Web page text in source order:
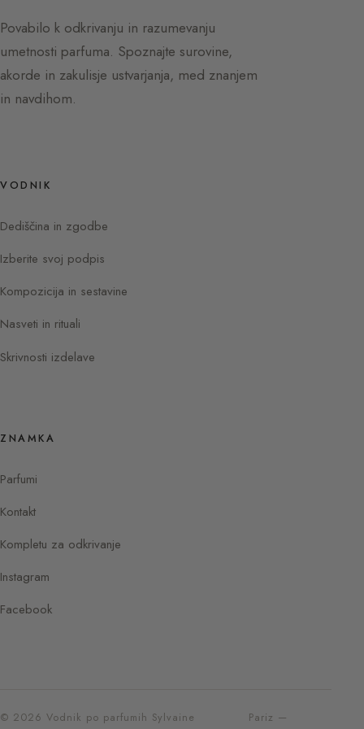
Povabilo k odkrivanju in razumevanju
umetnosti parfuma. Spoznajte surovine,
akorde in zakulisje ustvarjanja, med znanjem
in navdihom.
VODNIK
Dediščina in zgodbe
Izberite svoj podpis
Kompozicija in sestavine
Nasveti in rituali
Skrivnosti izdelave
ZNAMKA
Parfumi
Kontakt
Kompletu za odkrivanje
Instagram
Facebook
© 2026 Vodnik po parfumih Sylvaine
Pariz —